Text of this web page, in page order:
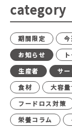
category
期間限定
お知らせ
生産者
サ
食材
大容
フードロス対策
栄養コラム